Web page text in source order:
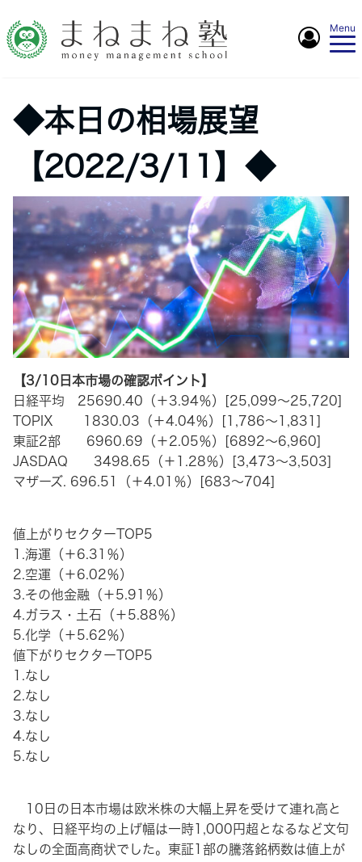
Menu
◆本日の相場展望
【2022/3/11】◆
【3/10日本市場の確認ポイント】
日経平均 25690.40（＋3.94％）[25,099～25,720]
TOPIX 1830.03（＋4.04％）[1,786～1,831]
東証2部 6960.69（＋2.05％）[6892～6,960]
JASDAQ 3498.65（＋1.28％）[3,473～3,503]
マザーズ. 696.51（＋4.01％）[683～704]
値上がりセクターTOP5
1.海運（＋6.31％）
2.空運（＋6.02％）
3.その他金融（＋5.91％）
4.ガラス・土石（＋5.88％）
5.化学（＋5.62％）
値下がりセクターTOP5
1.なし
2.なし
3.なし
4.なし
5.なし
10日の日本市場は欧米株の大幅上昇を受けて連れ高と
なり、日経平均の上げ幅は一時1,000円超となるなど文句
なしの全面高商状でした。東証1部の騰落銘柄数は値上が